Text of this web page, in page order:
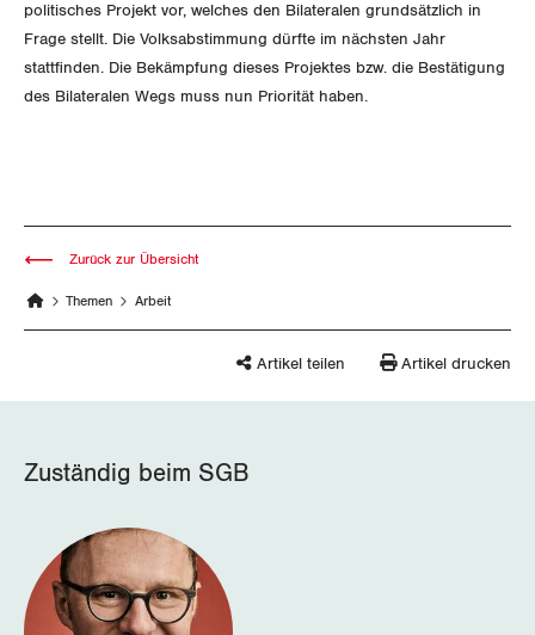
Graubünden
Jura
Schwyz
Tessin
Thurgau
politisches Projekt vor, welches den Bilateralen grundsätzlich in
Frage stellt. Die Volksabstimmung dürfte im nächsten Jahr
stattfinden. Die Bekämpfung dieses Projektes bzw. die Bestätigung
des Bilateralen Wegs muss nun Priorität haben.
Themen Arbeit
Zurück zur Übersicht
Artikel teilen Artikel drucken
Zuständig beim SGB